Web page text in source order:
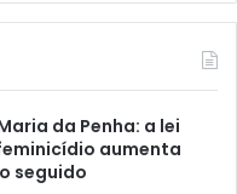
da Penha: a lei
aumenta
seguido